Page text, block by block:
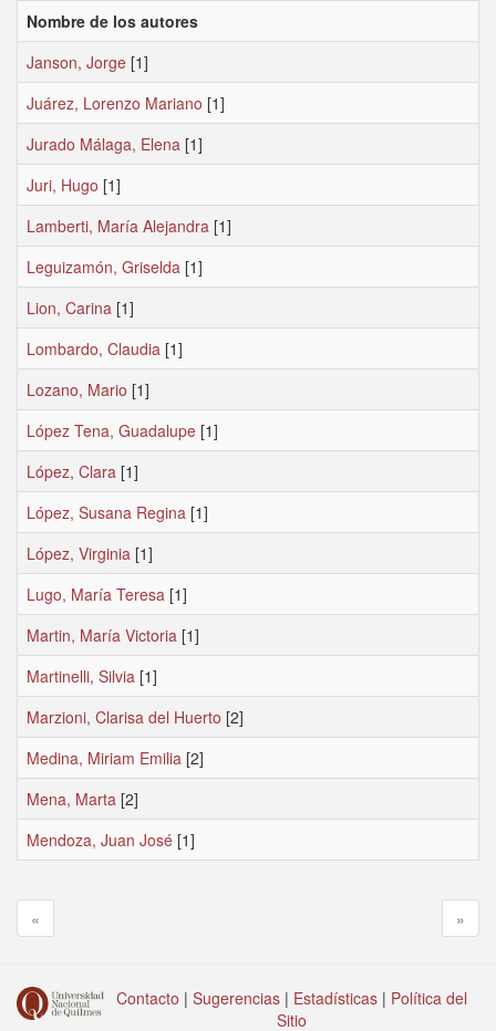
Nombre de los autores
Janson, Jorge [1]
Juárez, Lorenzo Mariano [1]
Jurado Málaga, Elena [1]
Juri, Hugo [1]
Lamberti, María Alejandra [1]
Leguizamón, Griselda [1]
Lion, Carina [1]
Lombardo, Claudia [1]
Lozano, Mario [1]
López Tena, Guadalupe [1]
López, Clara [1]
López, Susana Regina [1]
López, Virginia [1]
Lugo, María Teresa [1]
Martin, María Victoria [1]
Martinelli, Silvia [1]
Marzioni, Clarisa del Huerto [2]
Medina, Miriam Emilia [2]
Mena, Marta [2]
Mendoza, Juan José [1]
« »
Contacto | Sugerencias | Estadísticas | Política del
Sitio